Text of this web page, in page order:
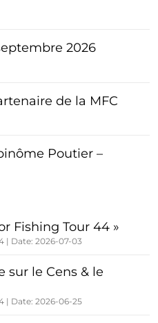
2026
de la MFC
Poutier –
Fishing Tour 44 »
Date: 2026-07-03
sur le Cens & le
Date: 2026-06-25